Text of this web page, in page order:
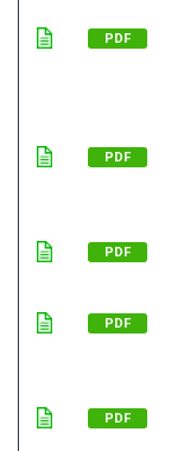
PDF
PDF
PDF
PDF
PDF